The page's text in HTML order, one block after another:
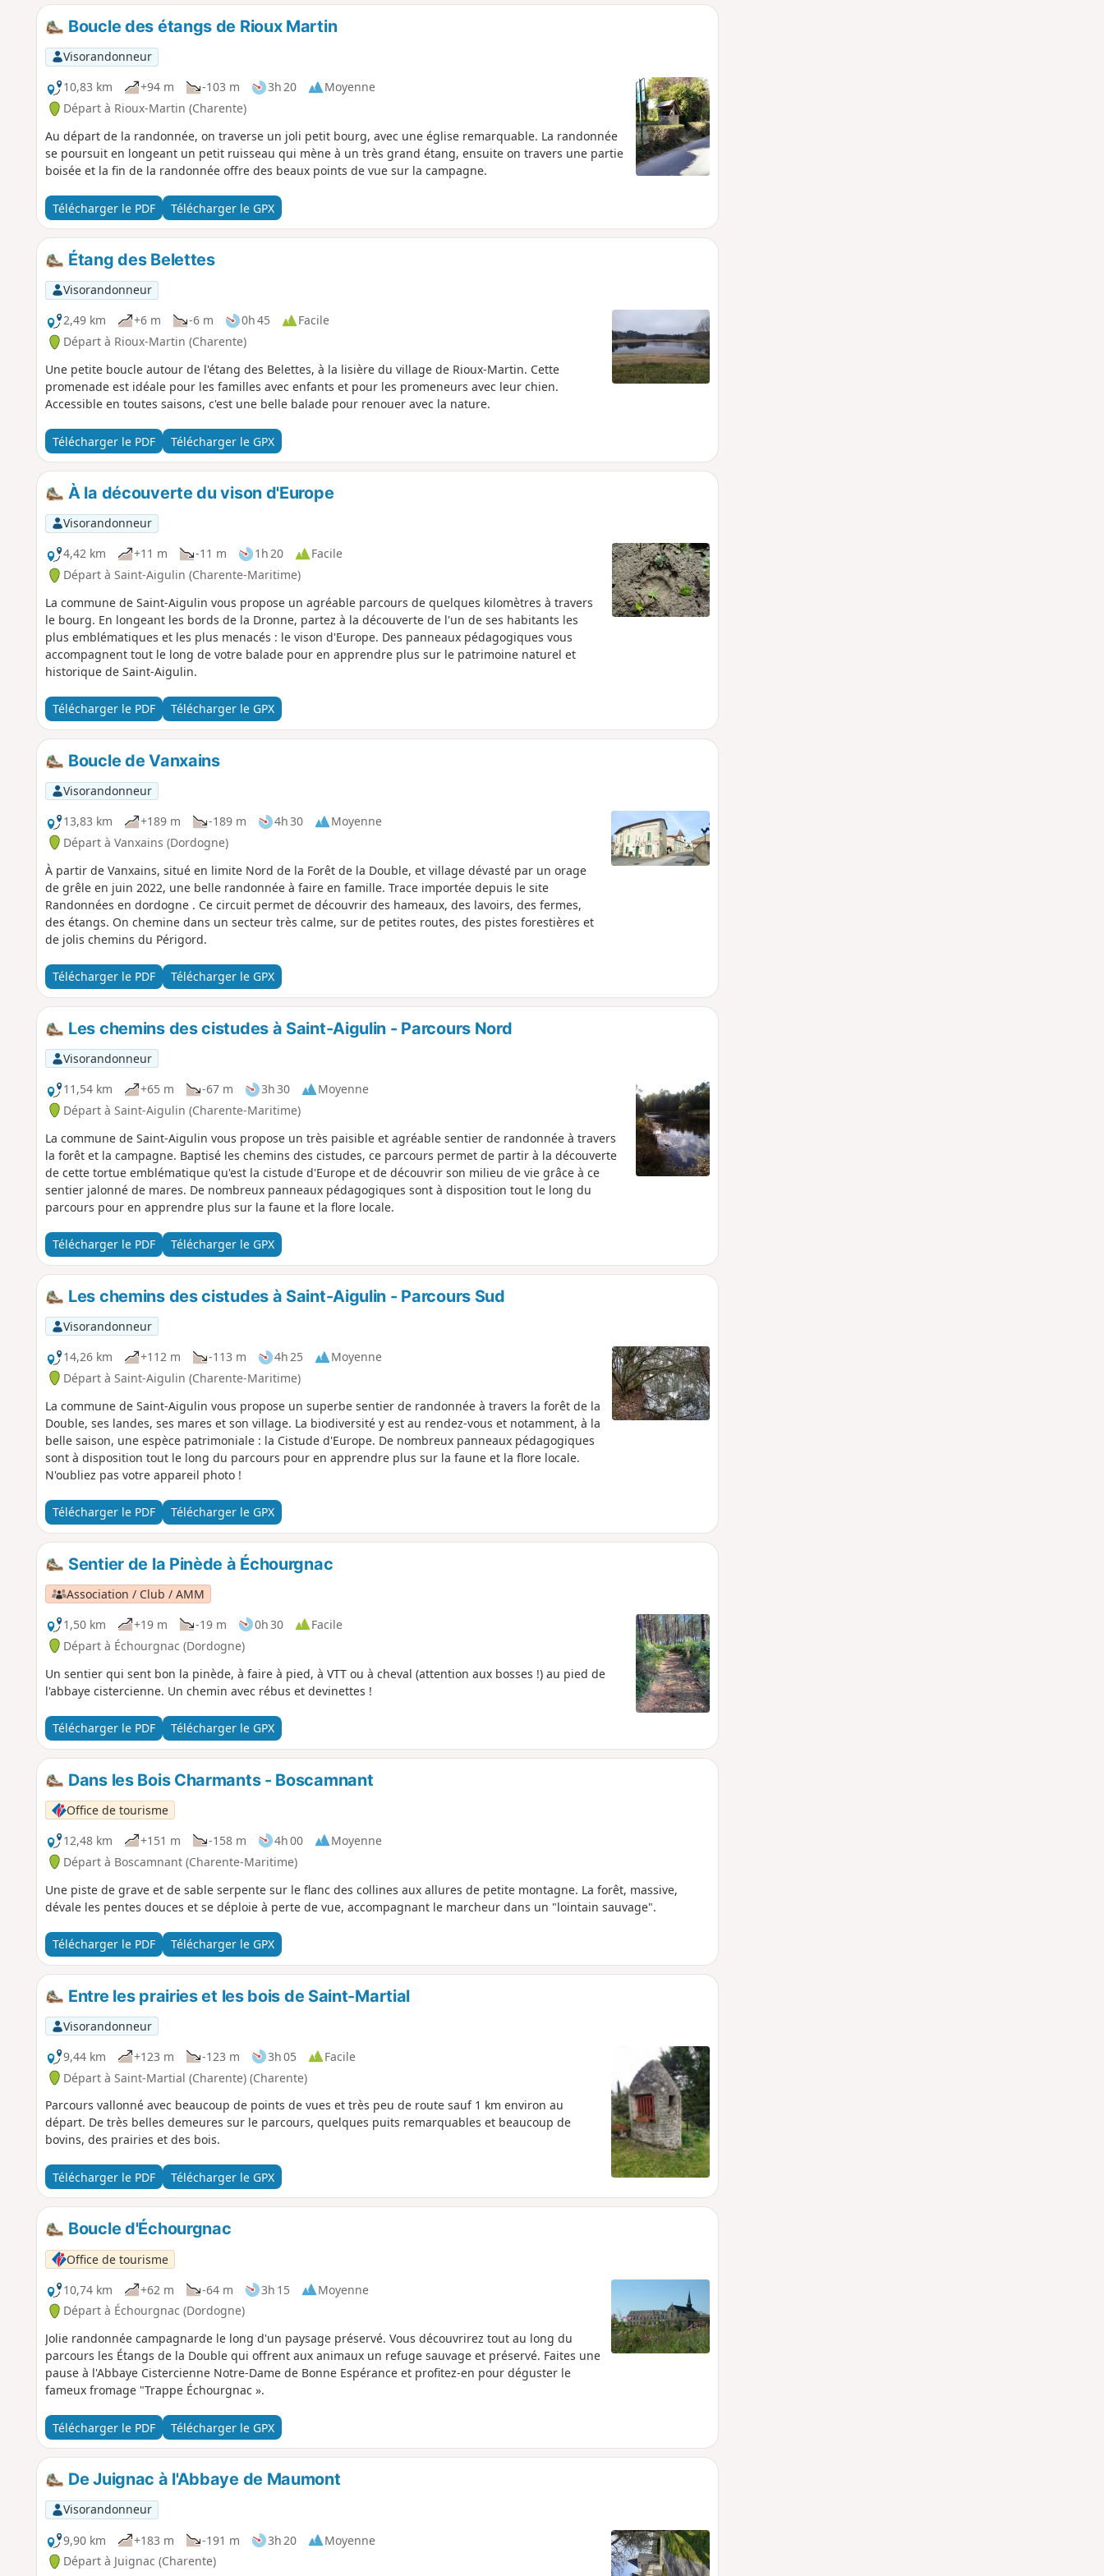
Boucle des étangs de Rioux Martin
Visorandonneur
10,83 km
+94 m -103 m 3h 20
Moyenne
Départ à Rioux-Martin (Charente)
Au départ de la randonnée, on traverse un joli petit bourg, avec une église remarquable. La randonnée
se poursuit en longeant un petit ruisseau qui mène à un très grand étang, ensuite on travers une partie
boisée et la fin de la randonnée offre des beaux points de vue sur la campagne.
Télécharger le PDF Télécharger le GPX
Étang des Belettes
Visorandonneur
2,49 km
+6 m -6 m 0h 45
Facile
Départ à Rioux-Martin (Charente)
Une petite boucle autour de l'étang des Belettes, à la lisière du village de Rioux-Martin. Cette
promenade est idéale pour les familles avec enfants et pour les promeneurs avec leur chien.
Accessible en toutes saisons, c'est une belle balade pour renouer avec la nature.
Télécharger le PDF Télécharger le GPX
À la découverte du vison d'Europe
Visorandonneur
4,42 km
+11 m -11 m 1h 20
Facile
Départ à Saint-Aigulin (Charente-Maritime)
La commune de Saint-Aigulin vous propose un agréable parcours de quelques kilomètres à travers
le bourg. En longeant les bords de la Dronne, partez à la découverte de l'un de ses habitants les
plus emblématiques et les plus menacés : le vison d'Europe. Des panneaux pédagogiques vous
accompagnent tout le long de votre balade pour en apprendre plus sur le patrimoine naturel et
historique de Saint-Aigulin.
Télécharger le PDF Télécharger le GPX
Boucle de Vanxains
Visorandonneur
13,83 km
+189 m -189 m 4h 30
Moyenne
Départ à Vanxains (Dordogne)
À partir de Vanxains, situé en limite Nord de la Forêt de la Double, et village dévasté par un orage
de grêle en juin 2022, une belle randonnée à faire en famille. Trace importée depuis le site
Randonnées en dordogne . Ce circuit permet de découvrir des hameaux, des lavoirs, des fermes,
des étangs. On chemine dans un secteur très calme, sur de petites routes, des pistes forestières et
de jolis chemins du Périgord.
Télécharger le PDF Télécharger le GPX
Les chemins des cistudes à Saint-Aigulin - Parcours Nord
Visorandonneur
11,54 km
+65 m -67 m 3h 30
Moyenne
Départ à Saint-Aigulin (Charente-Maritime)
La commune de Saint-Aigulin vous propose un très paisible et agréable sentier de randonnée à travers
la forêt et la campagne. Baptisé les chemins des cistudes, ce parcours permet de partir à la découverte
de cette tortue emblématique qu'est la cistude d'Europe et de découvrir son milieu de vie grâce à ce
sentier jalonné de mares. De nombreux panneaux pédagogiques sont à disposition tout le long du
parcours pour en apprendre plus sur la faune et la flore locale.
Télécharger le PDF Télécharger le GPX
Les chemins des cistudes à Saint-Aigulin - Parcours Sud
Visorandonneur
14,26 km
+112 m -113 m 4h 25
Moyenne
Départ à Saint-Aigulin (Charente-Maritime)
La commune de Saint-Aigulin vous propose un superbe sentier de randonnée à travers la forêt de la
Double, ses landes, ses mares et son village. La biodiversité y est au rendez-vous et notamment, à la
belle saison, une espèce patrimoniale : la Cistude d'Europe. De nombreux panneaux pédagogiques
sont à disposition tout le long du parcours pour en apprendre plus sur la faune et la flore locale.
N'oubliez pas votre appareil photo !
Télécharger le PDF Télécharger le GPX
Sentier de la Pinède à Échourgnac
Association / Club / AMM
1,50 km
+19 m -19 m 0h 30
Facile
Départ à Échourgnac (Dordogne)
Un sentier qui sent bon la pinède, à faire à pied, à VTT ou à cheval (attention aux bosses !) au pied de
l'abbaye cistercienne. Un chemin avec rébus et devinettes !
Télécharger le PDF Télécharger le GPX
Dans les Bois Charmants - Boscamnant
Office de tourisme
12,48 km
+151 m -158 m 4h 00
Moyenne
Départ à Boscamnant (Charente-Maritime)
Une piste de grave et de sable serpente sur le flanc des collines aux allures de petite montagne. La forêt, massive,
dévale les pentes douces et se déploie à perte de vue, accompagnant le marcheur dans un "lointain sauvage".
Télécharger le PDF Télécharger le GPX
Entre les prairies et les bois de Saint-Martial
Visorandonneur
9,44 km
+123 m -123 m 3h 05
Facile
Départ à Saint-Martial (Charente) (Charente)
Parcours vallonné avec beaucoup de points de vues et très peu de route sauf 1 km environ au
départ. De très belles demeures sur le parcours, quelques puits remarquables et beaucoup de
bovins, des prairies et des bois.
Télécharger le PDF Télécharger le GPX
Boucle d'Échourgnac
Office de tourisme
10,74 km
+62 m -64 m 3h 15
Moyenne
Départ à Échourgnac (Dordogne)
Jolie randonnée campagnarde le long d'un paysage préservé. Vous découvrirez tout au long du
parcours les Étangs de la Double qui offrent aux animaux un refuge sauvage et préservé. Faites une
pause à l'Abbaye Cistercienne Notre-Dame de Bonne Espérance et profitez-en pour déguster le
fameux fromage "Trappe Échourgnac ».
Télécharger le PDF Télécharger le GPX
De Juignac à l'Abbaye de Maumont
Visorandonneur
9,90 km
+183 m -191 m 3h 20
Moyenne
Départ à Juignac (Charente)